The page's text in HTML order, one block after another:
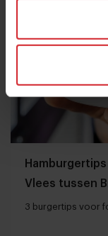
Vlees tussen
3 burgertips voor